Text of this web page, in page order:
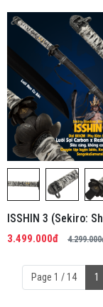
ISSHIN 3 (Sekiro:
Twice) | Kiếm Nhật
Tổng Hợp
3.499.000đ
Page 1 / 14 1